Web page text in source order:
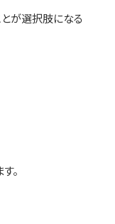
が選択肢になる
。